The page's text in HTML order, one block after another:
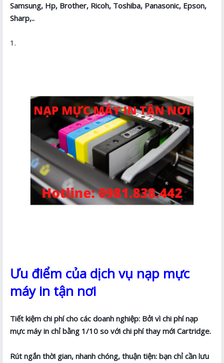
Samsung, Hp, Brother, Ricoh, Toshiba, Panasonic, Epson,
Sharp,..
Ưu điểm của dịch vụ nạp mực
máy in tận nơi
Tiết kiệm chi phí cho các doanh nghiệp: Bởi vì chi phí nạp
mực máy in chỉ bằng 1/10 so với chi phí thay mới Cartridge.
Rút ngắn thời gian, nhanh chóng, thuận tiện: bạn chỉ cần lưu